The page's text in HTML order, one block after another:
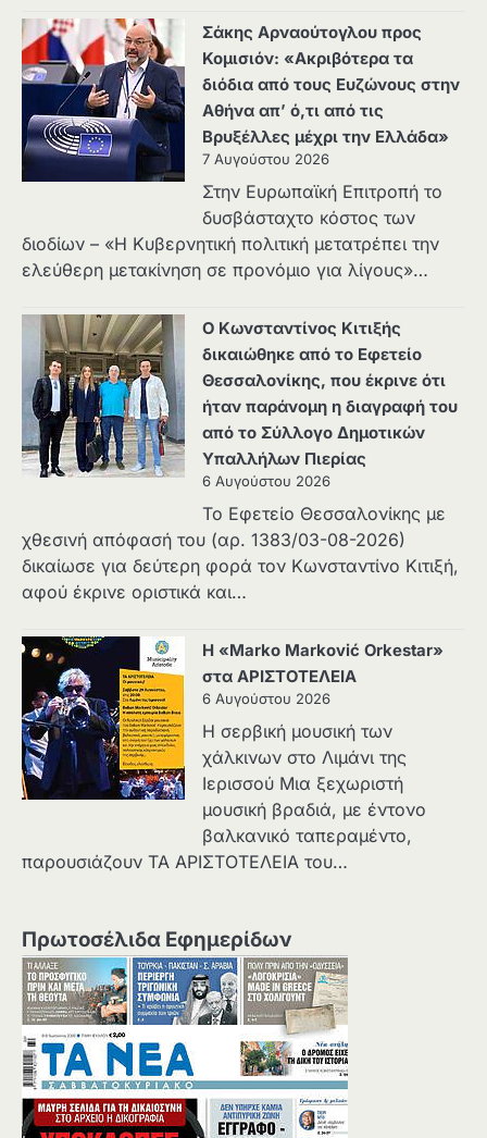
Σάκης Αρναούτογλου προς
Κομισιόν: «Ακριβότερα τα
διόδια από τους Ευζώνους στην
Αθήνα απ’ ό,τι από τις
Βρυξέλλες μέχρι την Ελλάδα»
7 Αυγούστου 2026
Στην Ευρωπαϊκή Επιτροπή το
δυσβάσταχτο κόστος των
διοδίων – «Η Κυβερνητική πολιτική μετατρέπει την
ελεύθερη μετακίνηση σε προνόμιο για λίγους»…
Ο Κωνσταντίνος Κιτιξής
δικαιώθηκε από το Εφετείο
Θεσσαλονίκης, που έκρινε ότι
ήταν παράνομη η διαγραφή του
από το Σύλλογο Δημοτικών
Υπαλλήλων Πιερίας
6 Αυγούστου 2026
Το Εφετείο Θεσσαλονίκης με
χθεσινή απόφασή του (αρ. 1383/03-08-2026)
δικαίωσε για δεύτερη φορά τον Κωνσταντίνο Κιτιξή,
αφού έκρινε οριστικά και…
Η «Marko Marković Orkestar»
στα ΑΡΙΣΤΟΤΕΛΕΙΑ
6 Αυγούστου 2026
Η σερβική μουσική των
χάλκινων στο Λιμάνι της
Ιερισσού Μια ξεχωριστή
μουσική βραδιά, με έντονο
βαλκανικό ταπεραμέντο,
παρουσιάζουν ΤΑ ΑΡΙΣΤΟΤΕΛΕΙΑ του…
Πρωτοσέλιδα Εφημερίδων